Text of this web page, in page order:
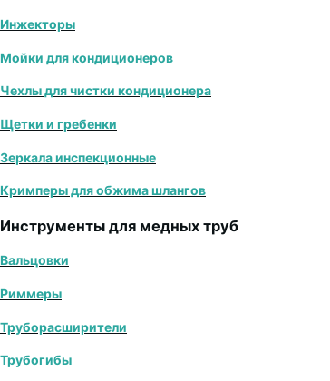
Инжекторы
Мойки для кондиционеров
Чехлы для чистки кондиционера
Щетки и гребенки
Зеркала инспекционные
Кримперы для обжима шлангов
Инструменты для медных труб
Вальцовки
Риммеры
Труборасширители
Трубогибы